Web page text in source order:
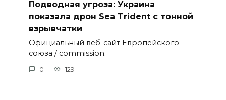
Подводная угроза: Украина
показала дрон Sea Trident с тонной
взрывчатки
Официальный веб-сайт Европейского
союза / commission.
0 129